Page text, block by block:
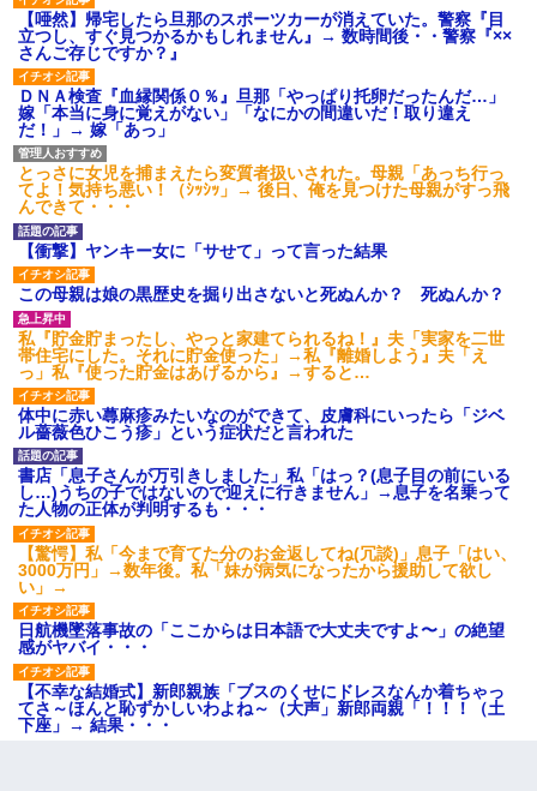
【唖然】帰宅したら旦那のスポーツカーが消えていた。警察『目
立つし、すぐ見つかるかもしれません』→ 数時間後・・警察『××
さんご存じですか？』
ＤＮＡ検査『血縁関係０％』旦那「やっぱり托卵だったんだ…」
嫁「本当に身に覚えがない」「なにかの間違いだ！取り違え
だ！」→ 嫁「あっ」
とっさに女児を捕まえたら変質者扱いされた。母親「あっち行っ
てよ！気持ち悪い！（ｼｯｼｯ」→ 後日、俺を見つけた母親がすっ飛
んできて・・・
【衝撃】ヤンキー女に「サせて」って言った結果
この母親は娘の黒歴史を掘り出さないと死ぬんか？ 死ぬんか？
私『貯金貯まったし、やっと家建てられるね！』夫「実家を二世
帯住宅にした。それに貯金使った」→私『離婚しよう』夫「え
っ」私『使った貯金はあげるから』→すると…
体中に赤い蕁麻疹みたいなのができて、皮膚科にいったら「ジベ
ル薔薇色ひこう疹」という症状だと言われた
書店「息子さんが万引きしました」私「はっ？(息子目の前にいる
し…)うちの子ではないので迎えに行きません」→息子を名乗って
た人物の正体が判明するも・・・
【驚愕】私「今まで育てた分のお金返してね(冗談)」息子「はい、
3000万円」→数年後。私「妹が病気になったから援助して欲し
い」→
日航機墜落事故の「ここからは日本語で大丈夫ですよ〜」の絶望
感がヤバイ・・・
【不幸な結婚式】新郎親族「ブスのくせにドレスなんか着ちゃっ
てさ～ほんと恥ずかしいわよね～（大声」新郎両親「！！！（土
下座」→ 結果・・・